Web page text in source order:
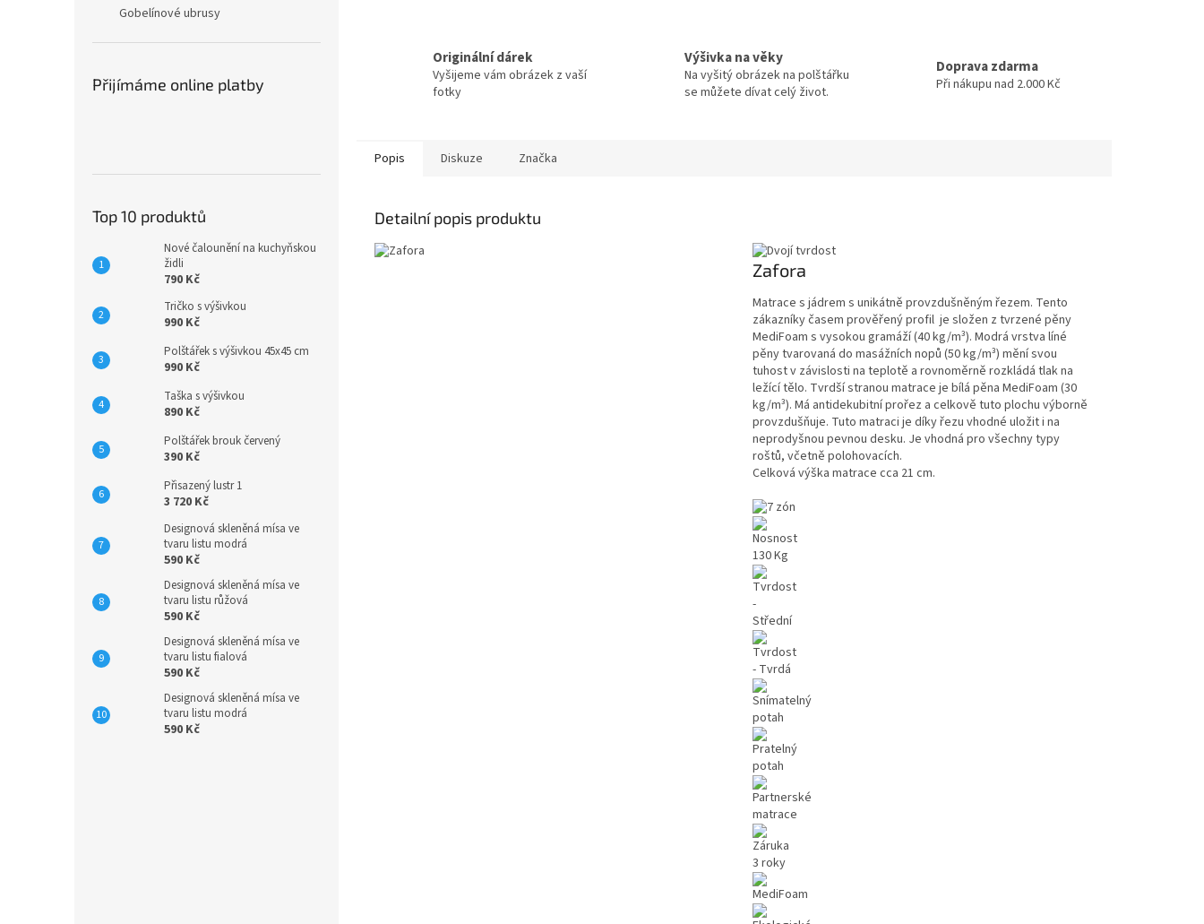
Gobelínové ubrusy
Přijímáme online platby
Top 10 produktů
Nové čalounění na kuchyňskou
židli
790 Kč
Tričko s výšivkou
990 Kč
Polštářek s výšivkou 45x45 cm
990 Kč
Taška s výšivkou
890 Kč
Polštářek brouk červený
390 Kč
Přisazený lustr 1
3 720 Kč
Designová skleněná mísa ve
tvaru listu modrá
590 Kč
Designová skleněná mísa ve
tvaru listu růžová
590 Kč
Designová skleněná mísa ve
tvaru listu fialová
590 Kč
Designová skleněná mísa ve
tvaru listu modrá
590 Kč
Originální dárek
Vyšijeme vám obrázek z vaší
fotky
Výšivka na věky
Na vyšitý obrázek na polštářku
se můžete dívat celý život.
Doprava zdarma
Při nákupu nad 2.000 Kč
Popis Diskuze Značka
Detailní popis produktu
Zafora
Matrace s jádrem s unikátně provzdušněným řezem. Tento
zákazníky časem prověřený profil je složen z tvrzené pěny
MediFoam s vysokou gramáží (40 kg/m³). Modrá vrstva líné
pěny tvarovaná do masážních nopů (50 kg/m³) mění svou
tuhost v závislosti na teplotě a rovnoměrně rozkládá tlak na
ležící tělo. Tvrdší stranou matrace je bílá pěna MediFoam (30
kg/m³). Má antidekubitní prořez a celkově tuto plochu výborně
provzdušňuje. Tuto matraci je díky řezu vhodné uložit i na
neprodyšnou pevnou desku. Je vhodná pro všechny typy
roštů, včetně polohovacích.
Celková výška matrace cca 21 cm.